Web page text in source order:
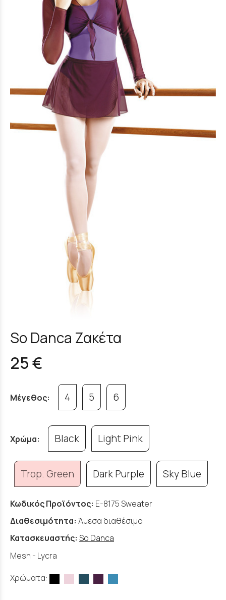
So Danca Ζακέτα
25 €
Μέγεθος: 4 5 6
Χρώμα: Black Light Pink
Trop. Green Dark Purple Sky Blue
Κωδικός Προϊόντος: E-8175 Sweater
Διαθεσιμότητα: Άμεσα διαθέσιμο
Κατασκευαστής: So Danca
Mesh - Lycra
Χρώματα: